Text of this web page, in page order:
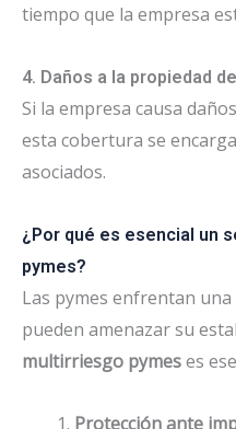
tiempo que la empresa
4. Daños a la propiedad
Si la empresa causa
esta cobertura se
asociados.
¿Por qué es esencial un
pymes?
Las pymes enfrentan
pueden amenazar su
multirriesgo pymeses
Protección ante